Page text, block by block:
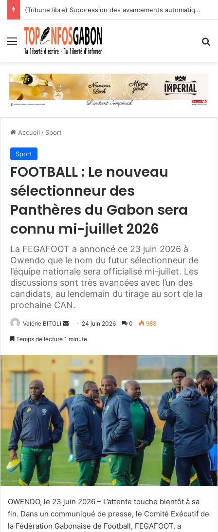
(Tribune libre) Suppression des avancements automatiques : l’assassinat programmé des carrières des agents publics
Menu
Accueil / Sport
Sport
FOOTBALL : Le nouveau
sélectionneur des
Panthères du Gabon sera
connu mi-juillet 2026
La FEGAFOOT a annoncé ce 23 juin 2026 à
Owendo que le nom du futur sélectionneur de
l’équipe nationale sera officialisé mi-juillet. Les
discussions sont très avancées avec l’un des
candidats, au lendemain du tirage au sort de la
prochaine CAN.
Valérie BITOLI
o
y
r
u
n
c
o
u
r
i
e
24 juin 2026 0 988
Temps de lecture 1 minute
OWENDO, le 23 juin 2026 – L’attente touche bientôt à sa
fin. Dans un communiqué de presse, le Comité Exécutif de
la Fédération Gabonaise de Football, FEGAFOOT, a